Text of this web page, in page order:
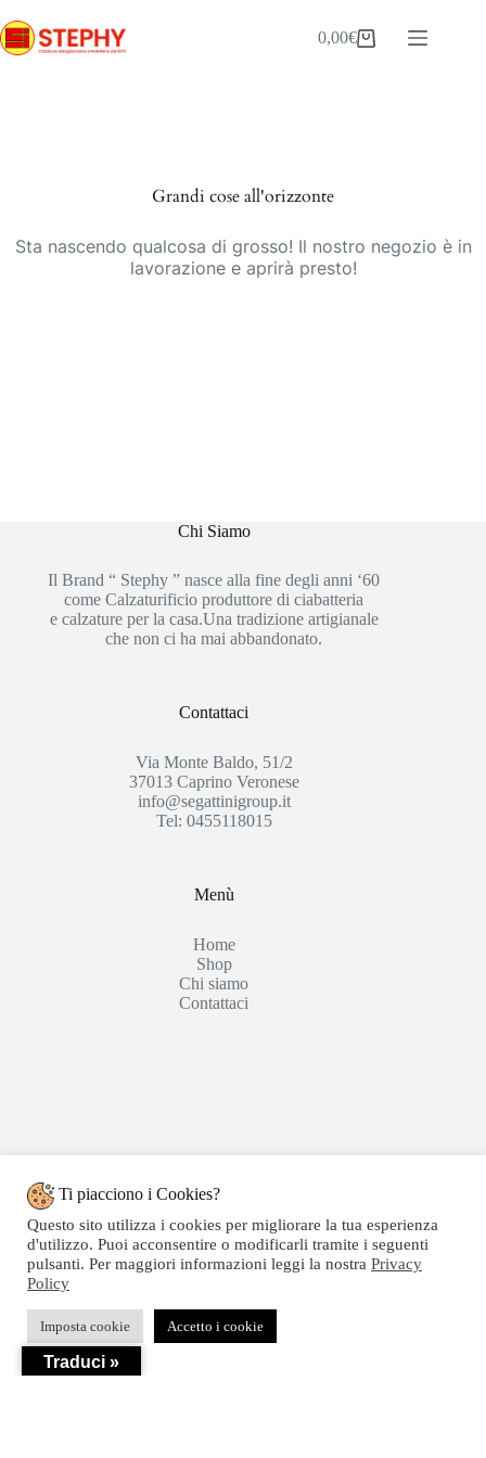
al
contenuto
Carrello
0,00€
Grandi cose all'orizzonte
Sta nascendo qualcosa di grosso! Il nostro negozio è in
lavorazione e aprirà presto!
Chi Siamo
Il Brand “ Stephy ” nasce alla fine degli anni ‘60
come Calzaturificio produttore di ciabatteria
e calzature per la casa.Una tradizione artigianale
che non ci ha mai abbandonato.
Contattaci
Via Monte Baldo, 51/2
37013 Caprino Veronese
info@segattinigroup.it
Tel: 0455118015
Menù
Home
Shop
Chi siamo
Contattaci
Copyright © 2020 SEGATTINI GROUP SRL - Web
powered by Dylog Italia S.p.a. - P.IVA 04550820239
Privacy
Ti piacciono i Cookies?
Questo sito utilizza i cookies per migliorare la tua esperienza
d'utilizzo. Puoi acconsentire o modificarli tramite i seguenti
pulsanti. Per maggiori informazioni leggi la nostra Privacy
Policy
Imposta cookie Accetto i cookie
Traduci »